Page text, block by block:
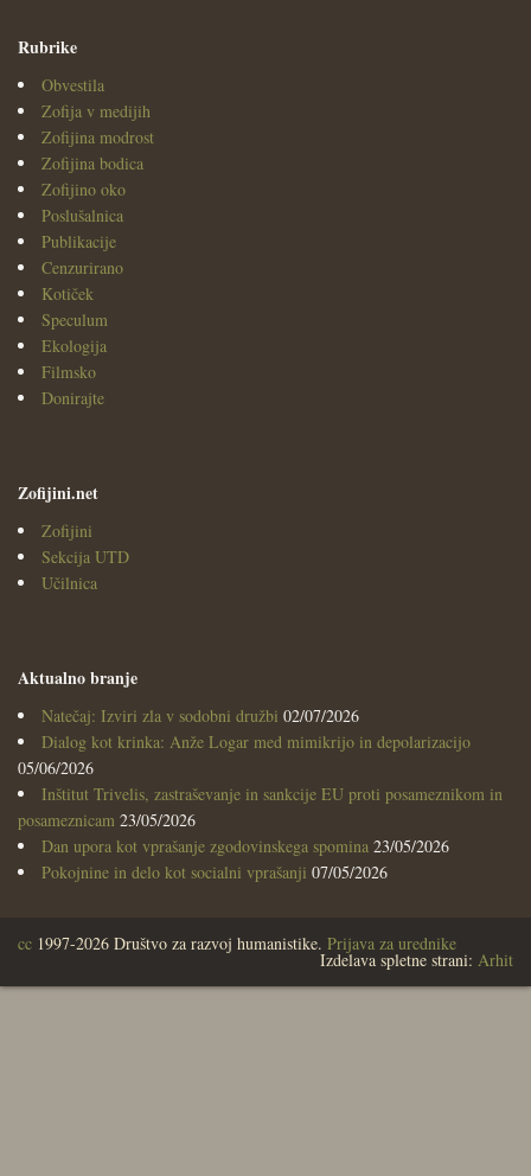
Rubrike
Obvestila
Zofija v medijih
Zofijina modrost
Zofijina bodica
Zofijino oko
Poslušalnica
Publikacije
Cenzurirano
Kotiček
Speculum
Ekologija
Filmsko
Donirajte
Zofijini.net
Zofijini
Sekcija UTD
Učilnica
Aktualno branje
Natečaj: Izviri zla v sodobni družbi 02/07/2026
Dialog kot krinka: Anže Logar med mimikrijo in depolarizacijo
05/06/2026
Inštitut Trivelis, zastraševanje in sankcije EU proti posameznikom in
posameznicam 23/05/2026
Dan upora kot vprašanje zgodovinskega spomina 23/05/2026
Pokojnine in delo kot socialni vprašanji 07/05/2026
cc 1997-2026 Društvo za razvoj humanistike. Prijava za urednike
Izdelava spletne strani: Arhit